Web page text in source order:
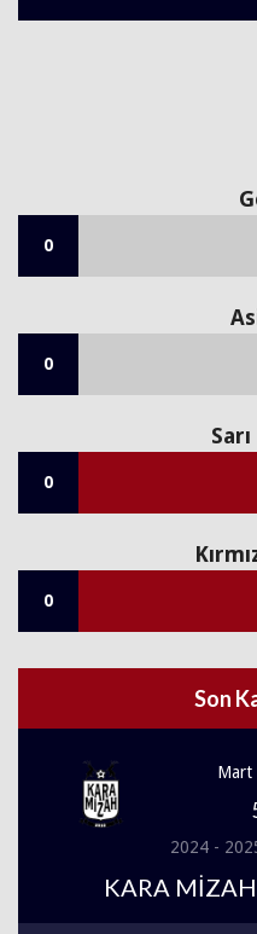
0
0
0
0
Son
Mart
2024 -
KARA